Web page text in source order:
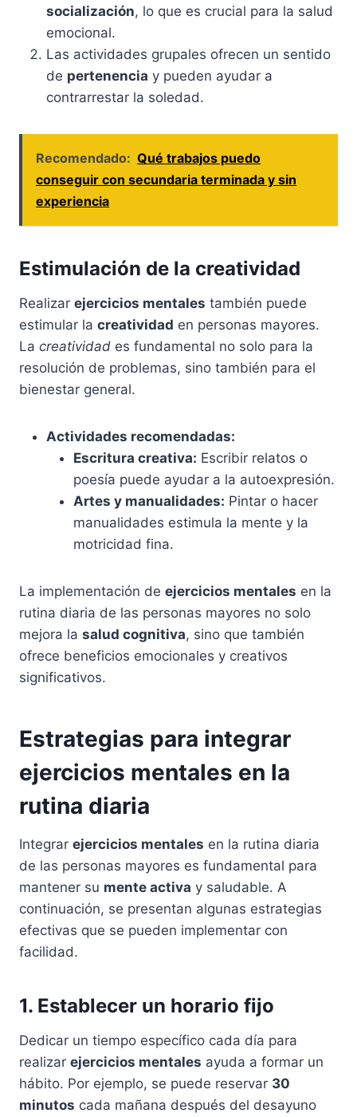
socialización, lo que es crucial para la salud
emocional.
Las actividades grupales ofrecen un sentido
de pertenencia y pueden ayudar a
contrarrestar la soledad.
Recomendado: Qué trabajos puedo
conseguir con secundaria terminada y sin
experiencia
Estimulación de la creatividad
Realizar ejercicios mentales también puede
estimular la creatividad en personas mayores.
La creatividad es fundamental no solo para la
resolución de problemas, sino también para el
bienestar general.
Actividades recomendadas:
Escritura creativa: Escribir relatos o
poesía puede ayudar a la autoexpresión.
Artes y manualidades: Pintar o hacer
manualidades estimula la mente y la
motricidad fina.
La implementación de ejercicios mentales en la
rutina diaria de las personas mayores no solo
mejora la salud cognitiva, sino que también
ofrece beneficios emocionales y creativos
significativos.
Estrategias para integrar
ejercicios mentales en la
rutina diaria
Integrar ejercicios mentales en la rutina diaria
de las personas mayores es fundamental para
mantener su mente activa y saludable. A
continuación, se presentan algunas estrategias
efectivas que se pueden implementar con
facilidad.
1. Establecer un horario fijo
Dedicar un tiempo específico cada día para
realizar ejercicios mentales ayuda a formar un
hábito. Por ejemplo, se puede reservar 30
minutos cada mañana después del desayuno